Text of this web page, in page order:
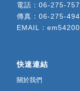
電話： 06-275-
傳真：06-275-
EMAIL：
快速連結
關於我們